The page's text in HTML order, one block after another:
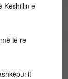
Këshillin e
të re